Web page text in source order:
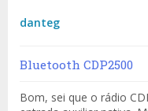
danteg
Bluetooth CDP2500
Bom, sei que o rádio